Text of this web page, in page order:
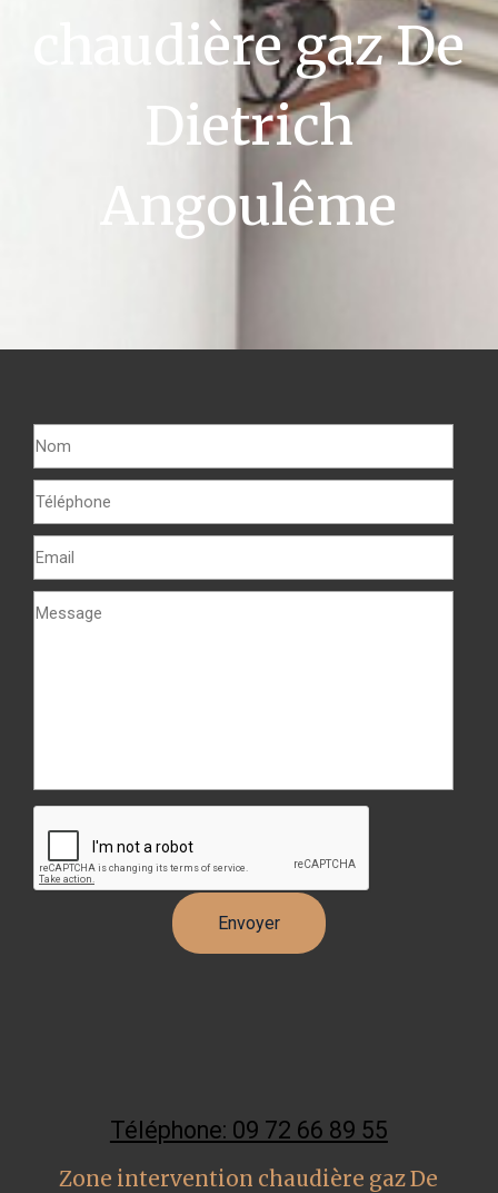
chaudière gaz De
Dietrich
Angoulême
Téléphone: 09 72 66 89 55
Zone intervention chaudière gaz De